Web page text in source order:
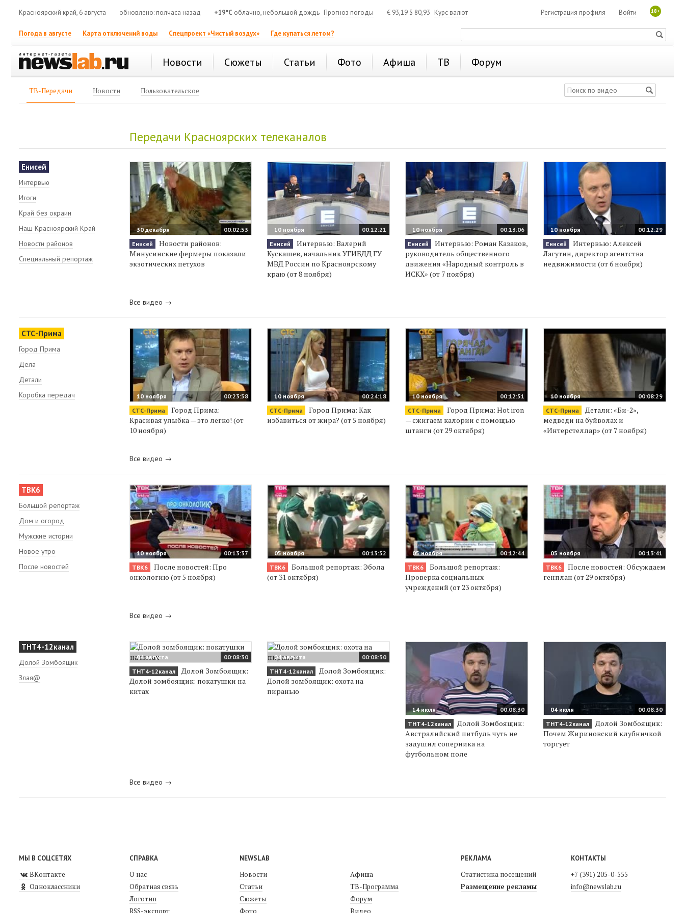
Красноярский край, 6 августа обновлено: полчаса назад +19°C облачно, небольшой дождь Прогноз погоды € 93,19 $ 80,93 Курс валют 18+
Войти
Регистрация профиля
Погода в августе Карта отключений воды Спецпроект «Чистый воздух» Где купаться летом?
Новости Сюжеты Статьи Фото Афиша ТВ Форум
ТВ-Передачи Новости Пользовательское
Передачи Красноярских телеканалов
Енисей
Интервью
Итоги
Край без окраин
Наш Красноярский Край
Новости районов
Специальный репортаж
00:02:53
30 декабря
Енисей
Новости районов:
Минусинские фермеры показали
экзотических петухов
00:12:21
10 ноября
Енисей
Интервью: Валерий
Кускашев, начальник УГИБДД ГУ
МВД России по Красноярскому
краю (от 8 ноября)
00:13:06
10 ноября
Енисей
Интервью: Роман Казаков,
руководитель общественного
движения «Народный контроль в
ИСКХ» (от 7 ноября)
00:12:29
10 ноября
Енисей
Интервью: Алексей
Лагутин, директор агентства
недвижимости (от 6 ноября)
Все видео →
СТС-Прима
Город Прима
Дела
Детали
Коробка передач
00:23:58
10 ноября
СТС-Прима
Город Прима:
Красивая улыбка — это легко! (от
10 ноября)
00:24:18
10 ноября
СТС-Прима
Город Прима: Как
избавиться от жира? (от 5 ноября)
00:12:51
10 ноября
СТС-Прима
Город Прима: Hot iron
— сжигаем калории с помощью
штанги (от 29 октября)
00:08:29
10 ноября
СТС-Прима
Детали: «Би-2»,
медведи на буйволах и
«Интерстеллар» (от 7 ноября)
Все видео →
ТВК6
Большой репортаж
Дом и огород
Мужские истории
Новое утро
После новостей
00:13:37
10 ноября
ТВК6
После новостей: Про
онкологию (от 5 ноября)
00:13:52
05 ноября
ТВК6
Большой репортаж: Эбола
(от 31 октября)
00:12:44
05 ноября
ТВК6
Большой репортаж:
Проверка социальных
учреждений (от 23 октября)
00:13:41
05 ноября
ТВК6
После новостей: Обсуждаем
генплан (от 29 октября)
Все видео →
ТНТ4-12канал
Долой Зомбоящик
Злая@
00:08:30
04 августа
ТНТ4-12канал
Долой Зомбоящик:
Долой зомбоящик: покатушки на
китах
00:08:30
04 августа
ТНТ4-12канал
Долой Зомбоящик:
Долой зомбоящик: охота на
пиранью
00:08:30
14 июля
ТНТ4-12канал
Долой Зомбоящик:
Австралийский питбуль чуть не
задушил соперника на
футбольном поле
00:08:30
04 июля
ТНТ4-12канал
Долой Зомбоящик:
Почем Жириновский клубничкой
торгует
Все видео →
МЫ В СОЦСЕТЯХ
ВКонтакте
Одноклассники
СПРАВКА
О нас
Обратная связь
Логотип
RSS-экспорт
NEWSLAB
Новости
Статьи
Сюжеты
Фото
Афиша
ТВ-Программа
Форум
Видео
РЕКЛАМА
Статистика посещений
Размещение рекламы
КОНТАКТЫ
+7 (391) 205-0-555
info@newslab.ru